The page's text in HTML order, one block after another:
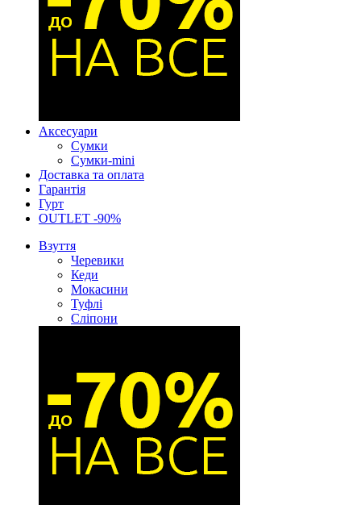
Аксесуари
Сумки
Сумки-mini
Доставка та оплата
Гарантія
Гурт
OUTLET -90%
Взуття
Черевики
Кеди
Мокасини
Туфлі
Сліпони